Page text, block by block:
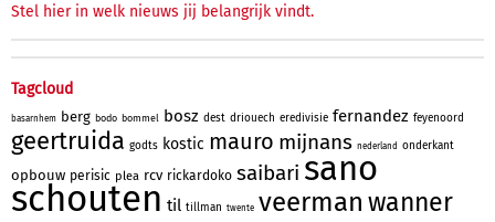
Stel hier in welk nieuws jij belangrijk vindt.
Tagcloud
basarnhem berg bodo bommel bosz dest driouech eredivisie fernandez feyenoord
geertruida godts kostic mauro mijnans nederland onderkant
opbouw perisic plea rcv rickardoko saibari sano
schouten til tillman twente veerman wanner